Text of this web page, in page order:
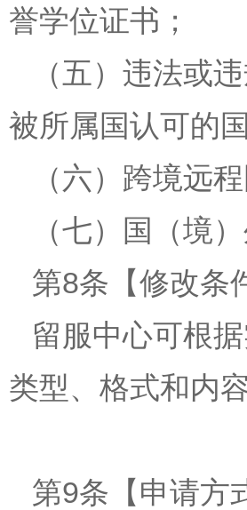
誉学位证书；
（五）违法或
被所属国认可的
（六）跨境远
（七）国（境
第8条【修改条
留服中心可根
类型、格式和内
第9条【申请方